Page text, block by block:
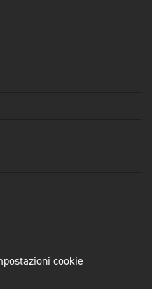
cookie